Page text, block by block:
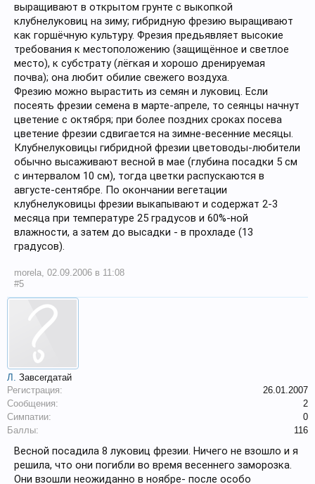
выращивают в открытом грунте с выкопкой
клубнелуковиц на зиму; гибридную фрезию выращивают
как горшёчную культуру. Фрезия предьявляет высокие
требования к местоположению (защищённое и светлое
место), к субстрату (лёгкая и хорошо дренируемая
почва); она любит обилие свежего воздуха.
Фрезию можно вырастить из семян и луковиц. Если
посеять фрезии семена в марте-апреле, то сеянцы начнут
цветение с октября; при более поздних сроках посева
цветение фрезии сдвигается на зимне-весенние месяцы.
Клубнелуковицы гибридной фрезии цветоводы-любители
обычно высаживают весной в мае (глубина посадки 5 см
с интервалом 10 см), тогда цветки распускаются в
августе-сентябре. По окончании вегетации
клубнелуковицы фрезии выкапывают и содержат 2-3
месяца при температуре 25 градусов и 60%-ной
влажности, а затем до высадки - в прохладе (13
градусов).
morela, 02.09.2006 в 11:08
#5
Л. Завсегдатай
Регистрация:
26.01.2007
Сообщения:
2
Симпатии:
0
Баллы:
116
Весной посадила 8 луковиц фрезии. Ничего не взошло и я
решила, что они погибли во время весеннего заморозка.
Они взошли неожиданно в ноябре- после особо